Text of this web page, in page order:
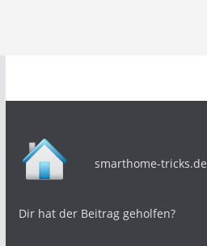
smarthome-tricks.de
Dir hat der Beitrag geholfen?